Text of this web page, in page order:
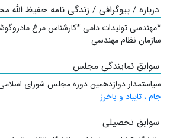
درباره / بیوگرافی / زندگی نامه حفیظ الله
*مهندسی تولیدات دامی *کارشناس مرغ
سازمان نظام مهندسی
سوابق نمایندگی مجلس
سیاستمدار دوازدهمین دوره مجلس شورای
جام ، تایباد و باخرز
سوابق تحصیلی